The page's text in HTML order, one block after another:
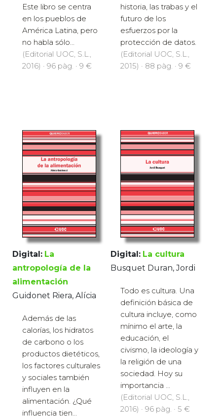
Este libro se centra
en los pueblos de
América Latina, pero
no habla sólo...
(Editorial UOC, S.L.,
2016) · 96 pàg. · 9 €
historia, las trabas y el
futuro de los
esfuerzos por la
protección de datos.
(Editorial UOC, S.L.,
2015) · 88 pàg. · 9 €
Digital: La
antropología de la
alimentación
Guidonet Riera, Alícia
Además de las
calorías, los hidratos
de carbono o los
productos dietéticos,
los factores culturales
y sociales también
influyen en la
alimentación. ¿Qué
influencia tien...
Digital: La cultura
Busquet Duran, Jordi
Todo es cultura. Una
definición básica de
cultura incluye, como
mínimo el arte, la
educación, el
civismo, la ideología y
la religión de una
sociedad. Hoy su
importancia ...
(Editorial UOC, S.L.,
2016) · 96 pàg. · 5 €